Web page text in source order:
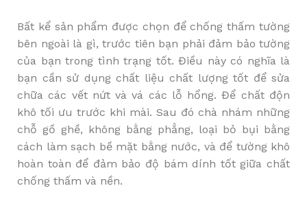
Bất kể sản phẩm được chọn để chống thấm tường
bên ngoài là gì, trước tiên bạn phải đảm bảo tường
của bạn trong tình trạng tốt. Điều này có nghĩa là
bạn cần sử dụng chất liệu chất lượng tốt để sửa
chữa các vết nứt và vá các lỗ hổng. Để chất độn
khô tối ưu trước khi mài. Sau đó chà nhám những
chỗ gồ ghề, không bằng phẳng, loại bỏ bụi bằng
cách làm sạch bề mặt bằng nước, và để tường khô
hoàn toàn để đảm bảo độ bám dính tốt giữa chất
chống thấm và nền.